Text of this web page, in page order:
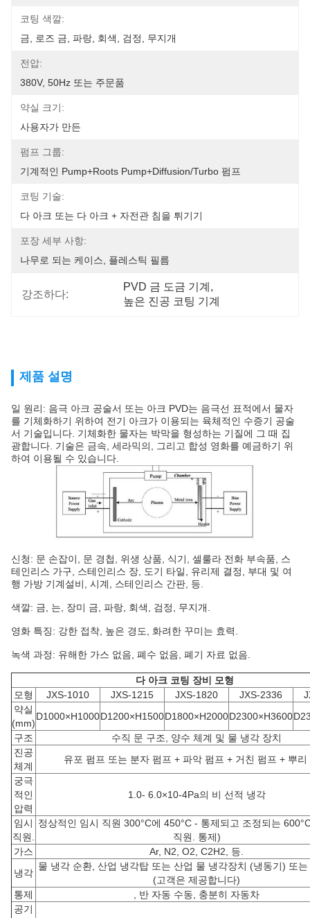
코팅 색깔:
금, 로즈 금, 파랑, 회색, 검정, 무지개
전압:
380V, 50Hz 또는 주문품
약실 크기:
사용자가 만든
펌프 그룹:
기계적인 Pump+Roots Pump+Diffusion/Turbo 펌프
코팅 기술:
다 아크 또는 다 아크 + 자전관 침을 튀기기
포장 세부 사항:
나무로 되는 케이스, 플레스틱 필름
강조하다:
PVD 금 도금 기계 ,
높은 진공 코팅 기계
제품 설명
일 원리: 음극 아크 공술서 또는 아크 PVD는 음극선 표적에서 물자
를 기체화하기 위하여 전기 아크가 이용되는 육체적인 수증기 공술
서 기술입니다. 기체화한 물자는 박막을 형성하는 기질에 그 때 집
광합니다. 기술은 금속, 세라믹의, 그리고 합성 영화를 예금하기 위
하여 이용될 수 있습니다.
신청: 문 손잡이, 문 경첩, 위생 상품, 식기, 셀룰라 전화 부속품, 스
테인리스 가구, 스테인리스 장, 도기 타일, 유리제 결정, 부대 및 여
행 가방 기계설비, 시계, 스테인리스 간판, 등.
색깔: 금, 는, 장미 금, 파랑, 회색, 검정, 무지개.
영화 특징: 강한 접착, 높은 경도, 화려한 꾸미는 효력.
녹색 과정: 유해한 가스 없음, 폐수 없음, 폐기 자료 없음.
다 아크 코팅 장비 모형
모형
JXS-1010 JXS-1215 JXS-1820 JXS-2336
약실
(mm)
D1000×H1000D1200×H1500D1800×H2000D2300×H3600
구조
수직 문 구조, 양수 체계 및 물 냉각 장치
진공
체계
유포 펌프 또는 분자 펌프 + 파악 펌프 + 거친 펌프 + 뿌리
궁극
적인
압력
1.0- 6.0×10-4Pa의 비 선적 냉각
임시
직원.
정상적인 임시 직원 300°C에 450°C - 통제되고 조정되는
직원. 통제)
가스
Ar, N2, O2, C2H2, 등.
냉각
물 냉각 순환, 산업 냉각탑 또는 산업 물 냉각장치 (냉동기) 또
(고객은 제공합니다)
통제
, 반 자동 수동, 충분히 자동차
공기